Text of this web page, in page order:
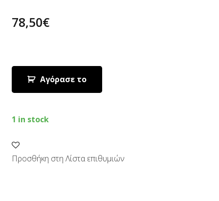
78,50€
Αγόρασε το
1 in stock
Προσθήκη στη Λίστα επιθυμιών